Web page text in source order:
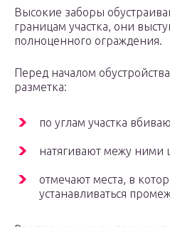
Высокие заборы
границам участка, они
полноценного ограждения.
Перед началом
разметка:
по углам участка
натягивают межу ними
отмечают места, в
устанавливаться